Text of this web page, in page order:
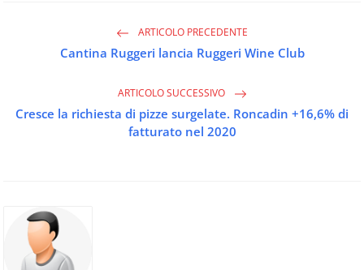
ARTICOLO PRECEDENTE
Cantina Ruggeri lancia Ruggeri Wine Club
ARTICOLO SUCCESSIVO
Cresce la richiesta di pizze surgelate. Roncadin +16,6% di
fatturato nel 2020